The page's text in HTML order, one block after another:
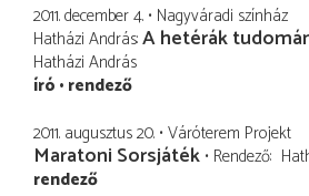
2011. december 4. Nagyváradi színház
Hatházi András A hetérák
Hatházi András
író rendező
2011. augusztus 20. Váróterem Projekt
Maratoni Sorsjáték Rendező
rendező